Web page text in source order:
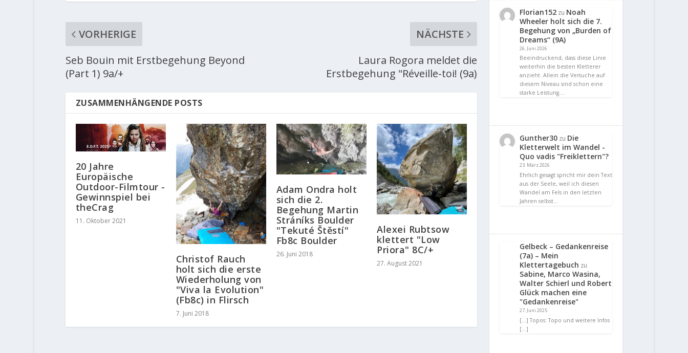
VORHERIGE
Seb Bouin mit Erstbegehung Beyond
(Part 1) 9a/+
NÄCHSTE
Laura Rogora meldet die
Erstbegehung "Réveille-toi! (9a)
ZUSAMMENHÄNGENDE POSTS
20 Jahre
Europäische
Outdoor-Filmtour -
Gewinnspiel bei
theCrag
11. Oktober 2021
Christof Rauch
holt sich die erste
Wiederholung von
"Viva la Evolution"
(Fb8c) in Flirsch
7. Juni 2018
Adam Ondra holt
sich die 2.
Begehung Martin
Stráníks Boulder
"Tekuté Štěstí"
Fb8c Boulder
26. Juni 2018
Alexei Rubtsow
klettert "Low
Priora" 8C/+
27. August 2021
Florian152 zu Noah
Wheeler holt sich die 7.
Begehung von „Burden of
Dreams“ (9A)
26. Juni 2026
Beeindruckend, dass diese Linie
weiterhin die besten Kletterer
anzieht. Allein die Versuche auf
diesem Niveau sind schon eine
starke Leistung.…
Gunther30 zu Die
Kletterwelt im Wandel -
Quo vadis "Freiklettern"?
23. März 2026
Ehrlich gesagt spricht mir dein Text
aus der Seele, weil ich diesen
Wandel am Fels in den letzten
Jahren selbst…
Gelbeck – Gedankenreise
(7a) – Mein
Klettertagebuch zu
Sabine, Marco Wasina,
Walter Schierl und Robert
Glück machen eine
"Gedankenreise"
27. Juni 2025
[…] Topos: Topo und weitere Infos
[…]